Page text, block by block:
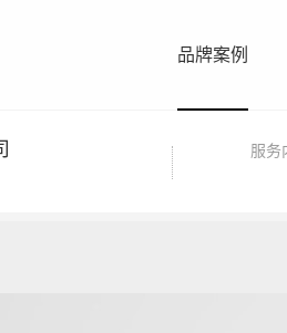
品牌案例
服务